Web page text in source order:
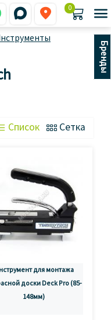
  
0 
Бренды
Список  Сетка
для монтажа
доски Deck Pro (85-
148мм)